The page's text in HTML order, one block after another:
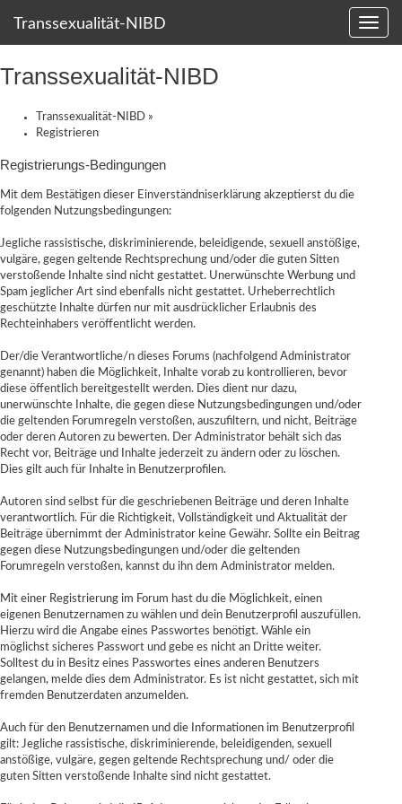
Transsexualität-NIBD
Transsexualität-NIBD
Transsexualität-NIBD »
Registrieren
Registrierungs-Bedingungen
Mit dem Bestätigen dieser Einverständniserklärung akzeptierst du die
folgenden Nutzungsbedingungen:
Jegliche rassistische, diskriminierende, beleidigende, sexuell anstößige,
vulgäre, gegen geltende Rechtsprechung und/oder die guten Sitten
verstoßende Inhalte sind nicht gestattet. Unerwünschte Werbung und
Spam jeglicher Art sind ebenfalls nicht gestattet. Urheberrechtlich
geschützte Inhalte dürfen nur mit ausdrücklicher Erlaubnis des
Rechteinhabers veröffentlicht werden.
Der/die Verantwortliche/n dieses Forums (nachfolgend Administrator
genannt) haben die Möglichkeit, Inhalte vorab zu kontrollieren, bevor
diese öffentlich bereitgestellt werden. Dies dient nur dazu,
unerwünschte Inhalte, die gegen diese Nutzungsbedingungen und/oder
die geltenden Forumregeln verstoßen, auszufiltern, und nicht, Beiträge
oder deren Autoren zu bewerten. Der Administrator behält sich das
Recht vor, Beiträge und Inhalte jederzeit zu ändern oder zu löschen.
Dies gilt auch für Inhalte in Benutzerprofilen.
Autoren sind selbst für die geschriebenen Beiträge und deren Inhalte
verantwortlich. Für die Richtigkeit, Vollständigkeit und Aktualität der
Beiträge übernimmt der Administrator keine Gewähr. Sollte ein Beitrag
gegen diese Nutzungsbedingungen und/oder die geltenden
Forumregeln verstoßen, kannst du ihn dem Administrator melden.
Mit einer Registrierung im Forum hast du die Möglichkeit, einen
eigenen Benutzernamen zu wählen und dein Benutzerprofil auszufüllen.
Hierzu wird die Angabe eines Passwortes benötigt. Wähle ein
möglichst sicheres Passwort und gebe es nicht an Dritte weiter.
Solltest du in Besitz eines Passwortes eines anderen Benutzers
gelangen, melde dies dem Administrator. Es ist nicht gestattet, sich mit
fremden Benutzerdaten anzumelden.
Auch für den Benutzernamen und die Informationen im Benutzerprofil
gilt: Jegliche rassistische, diskriminierende, beleidigenden, sexuell
anstößige, vulgäre, gegen geltende Rechtsprechung und/ oder die
guten Sitten verstoßende Inhalte sind nicht gestattet.